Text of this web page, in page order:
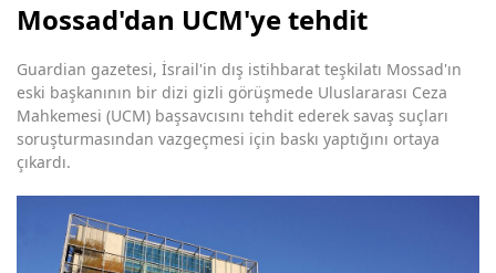
Mossad'dan UCM'ye tehdit
Guardian gazetesi, İsrail'in dış istihbarat teşkilatı Mossad'ın
eski başkanının bir dizi gizli görüşmede Uluslararası Ceza
Mahkemesi (UCM) başsavcısını tehdit ederek savaş suçları
soruşturmasından vazgeçmesi için baskı yaptığını ortaya
çıkardı.